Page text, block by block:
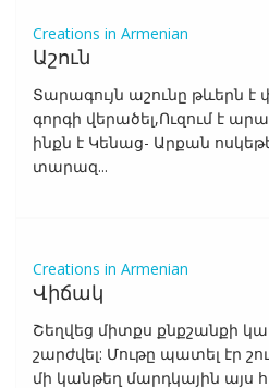
Creations in Armenian
Աշուն
Տարագույն աշունը թևերն է
գորգի վերածել,Ուզում է
ինքն է Կենաց- Արքան
տարազ...
Creations in Armenian
Վիճակ
Շեղվեց միտքս քնքշանքի
շարժվել: Մութը պատել էր
մի կանթեղ մարդկային այս